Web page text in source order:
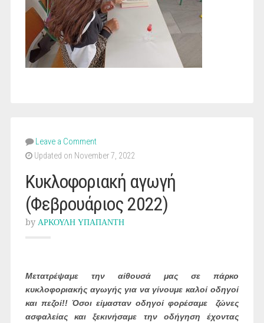
Leave a Comment
Updated on November 7, 2022
Κυκλοφοριακή αγωγή
(Φεβρουάριος 2022)
by ΑΡΚΟΥΛΗ ΥΠΑΠΑΝΤΗ
Μετατρέψαμε την αίθουσά μας σε πάρκο
κυκλοφοριακής αγωγής για να γίνουμε καλοί οδηγοί
και πεζοί!! Όσοι είμασταν οδηγοί φορέσαμε ζώνες
ασφαλείας και ξεκινήσαμε την οδήγηση έχοντας